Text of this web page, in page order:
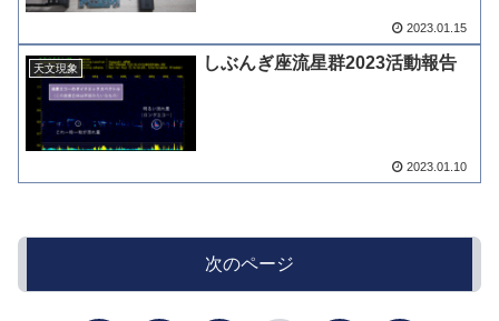
2023.01.15
天文現象 しぶんぎ座流星群2023活動報告
2023.01.10
次のページ